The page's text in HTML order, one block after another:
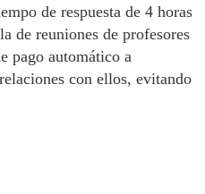
de respuesta de 4 horas
de reuniones de profesores
pago automático a
con ellos, evitando